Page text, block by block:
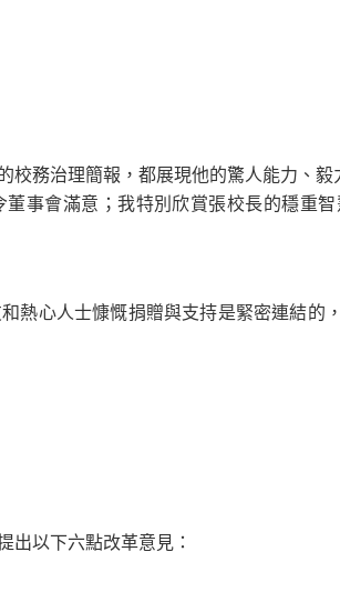
務治理簡報，都展現他的驚人能力、
董事會滿意；我特別欣賞張校長的穩重
心人士慷慨捐贈與支持是緊密連結的
以下六點改革意見：